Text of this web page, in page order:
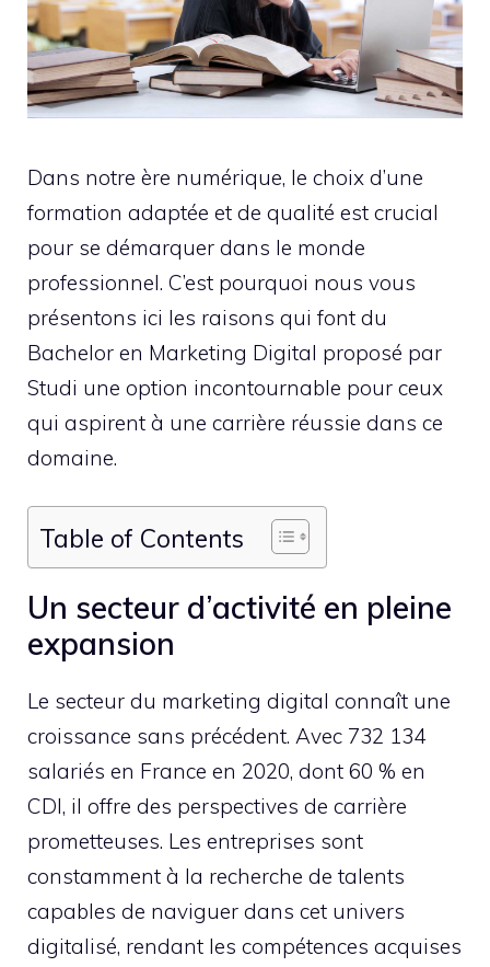
Dans notre ère numérique, le choix d’une
formation adaptée et de qualité est crucial
pour se démarquer dans le monde
professionnel. C’est pourquoi nous vous
présentons ici les raisons qui font du
Bachelor en Marketing Digital proposé par
Studi une option incontournable pour ceux
qui aspirent à une carrière réussie dans ce
domaine.
Table of Contents
Un secteur d’activité en pleine
expansion
Le secteur du marketing digital connaît une
croissance sans précédent. Avec 732 134
salariés en France en 2020, dont 60 % en
CDI, il offre des perspectives de carrière
prometteuses. Les entreprises sont
constamment à la recherche de talents
capables de naviguer dans cet univers
digitalisé, rendant les compétences acquises